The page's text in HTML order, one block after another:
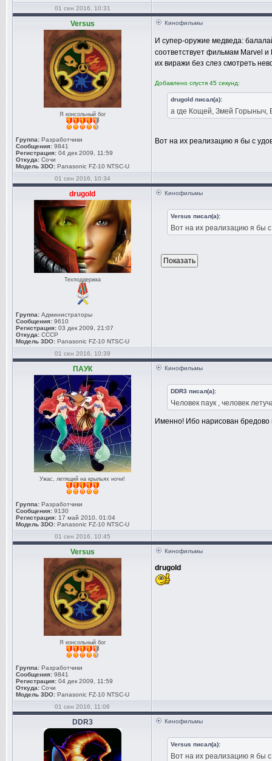
01 сен 2016, 10:31
Versus
Я консольный бог
Группа: Разработчики
Сообщения: 9841
Регистрация: 04 дек 2009, 11:59
Откуда: Сочи
Модель 3DO: Panasonic FZ-10 NTSC-U
Кинофильмы
И супер-оружие медведа:
соответствует фильмам Marvel
их виражи без слез смотреть
Добавлено спустя 45 секунд:
drugold писал(а):
а где Кощей, Змей
Вот на их реализацию я бы с
01 сен 2016, 10:34
drugold
Техподдержка
Группа: Администраторы
Сообщения: 9610
Регистрация: 03 дек 2009, 21:07
Откуда: СССР
Модель 3DO: Panasonic FZ-10 NTSC-U
Кинофильмы
Versus писал(а):
Вот на их реализацию я бы
01 сен 2016, 10:39
ПАУК
Ужас, летящий на крыльях ночи!
Группа: Разработчики
Сообщения: 9130
Регистрация: 17 май 2010, 01:04
Модель 3DO: Panasonic FZ-10 NTSC-U
Кинофильмы
DDR3 писал(а):
Человек паук , человек
Именно! Ибо нарисован бредово
01 сен 2016, 10:45
Versus
Я консольный бог
Группа: Разработчики
Сообщения: 9841
Регистрация: 04 дек 2009, 11:59
Откуда: Сочи
Модель 3DO: Panasonic FZ-10 NTSC-U
Кинофильмы
drugold
01 сен 2016, 11:06
DDR3 Кинофильмы
Versus писал(а):
Вот на их реализацию я бы